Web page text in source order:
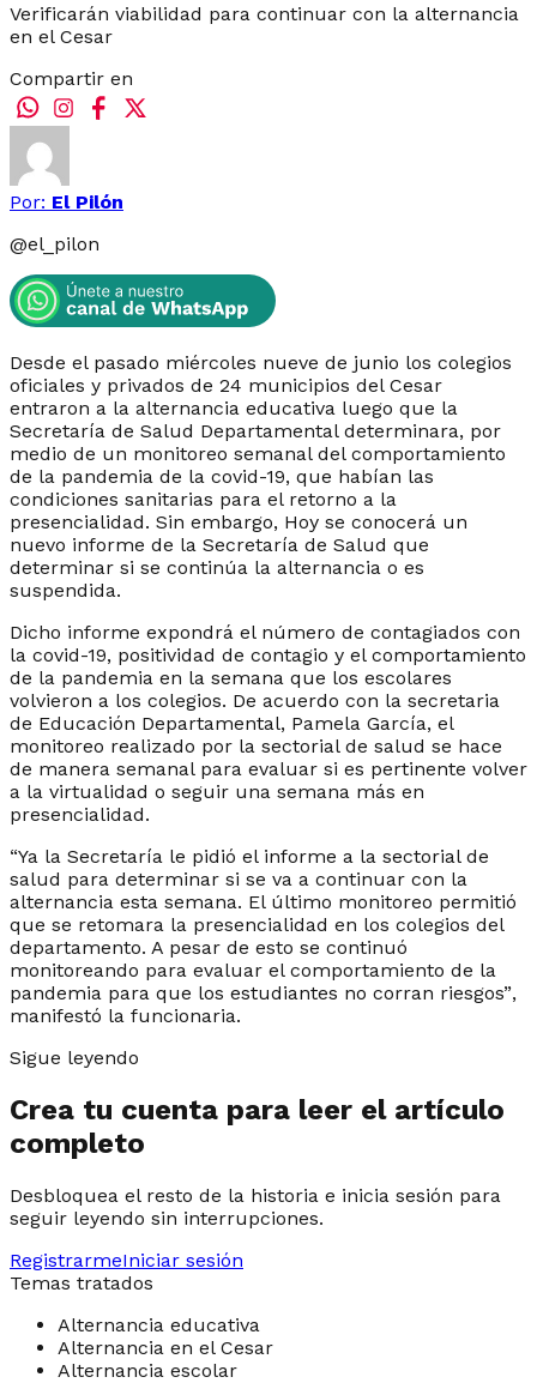
Verificarán viabilidad para continuar con la alternancia
en el Cesar
Compartir en
Por: El Pilón
@el_pilon
Desde el pasado miércoles nueve de junio los colegios
oficiales y privados de 24 municipios del Cesar
entraron a la alternancia educativa luego que la
Secretaría de Salud Departamental determinara, por
medio de un monitoreo semanal del comportamiento
de la pandemia de la covid-19, que habían las
condiciones sanitarias para el retorno a la
presencialidad. Sin embargo, Hoy se conocerá un
nuevo informe de la Secretaría de Salud que
determinar si se continúa la alternancia o es
suspendida.
Dicho informe expondrá el número de contagiados con
la covid-19, positividad de contagio y el comportamiento
de la pandemia en la semana que los escolares
volvieron a los colegios. De acuerdo con la secretaria
de Educación Departamental, Pamela García, el
monitoreo realizado por la sectorial de salud se hace
de manera semanal para evaluar si es pertinente volver
a la virtualidad o seguir una semana más en
presencialidad.
“Ya la Secretaría le pidió el informe a la sectorial de
salud para determinar si se va a continuar con la
alternancia esta semana. El último monitoreo permitió
que se retomara la presencialidad en los colegios del
departamento. A pesar de esto se continuó
monitoreando para evaluar el comportamiento de la
pandemia para que los estudiantes no corran riesgos”,
manifestó la funcionaria.
Sigue leyendo
Crea tu cuenta para leer el artículo
completo
Desbloquea el resto de la historia e inicia sesión para
seguir leyendo sin interrupciones.
RegistrarmeIniciar sesión
Temas tratados
Alternancia educativa
Alternancia en el Cesar
Alternancia escolar